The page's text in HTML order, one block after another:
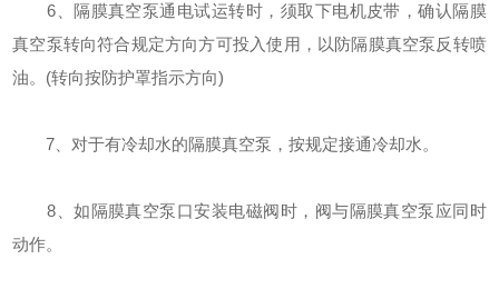
6、隔膜真空泵通电试运转时，须取下电机皮带，确认隔膜
真空泵转向符合规定方向方可投入使用，以防隔膜真空泵反转喷
油。(转向按防护罩指示方向)
7、对于有冷却水的隔膜真空泵，按规定接通冷却水。
8、如隔膜真空泵口安装电磁阀时，阀与隔膜真空泵应同时
动作。